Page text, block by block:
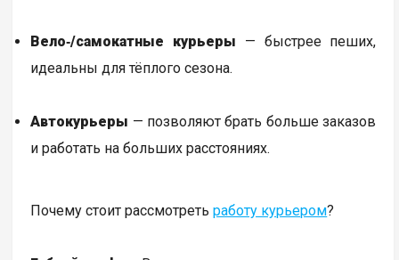
Вело‑/самокатные курьеры — быстрее пеших,
идеальны для тёплого сезона.
Автокурьеры — позволяют брать больше заказов
и работать на больших расстояниях.
Почему стоит рассмотретьработу курьером?